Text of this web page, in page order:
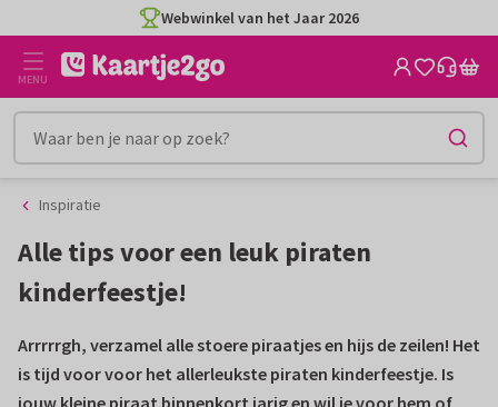
naar
inhoud
naar
het
filter
Webwinkel van het Jaar 2026
MENU
Inspiratie
Alle tips voor een leuk piraten
kinderfeestje!
Arrrrrgh, verzamel alle stoere piraatjes en hijs de zeilen! Het
is tijd voor voor het allerleukste piraten kinderfeestje. Is
jouw kleine piraat binnenkort jarig en wil je voor hem of